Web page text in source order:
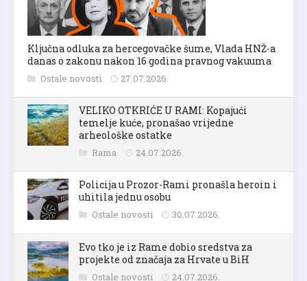
Ključna odluka za hercegovačke šume, Vlada HNŽ-a
danas o zakonu nakon 16 godina pravnog vakuuma
Ostale novosti 27.07.2026.
VELIKO OTKRIĆE U RAMI: Kopajući
temelje kuće, pronašao vrijedne
arheološke ostatke
Rama 24.07.2026.
Policija u Prozor-Rami pronašla heroin i
uhitila jednu osobu
Ostale novosti 30.07.2026.
Evo tko je iz Rame dobio sredstva za
projekte od značaja za Hrvate u BiH
Ostale novosti 24.07.2026.